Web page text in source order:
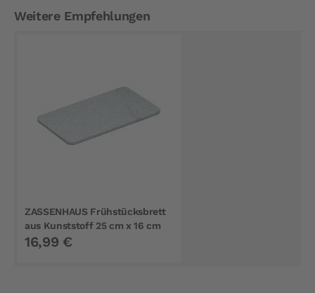
Weitere Empfehlungen
ZASSENHAUS Frühstücksbrett
aus Kunststoff 25 cm x 16 cm
16,99 €